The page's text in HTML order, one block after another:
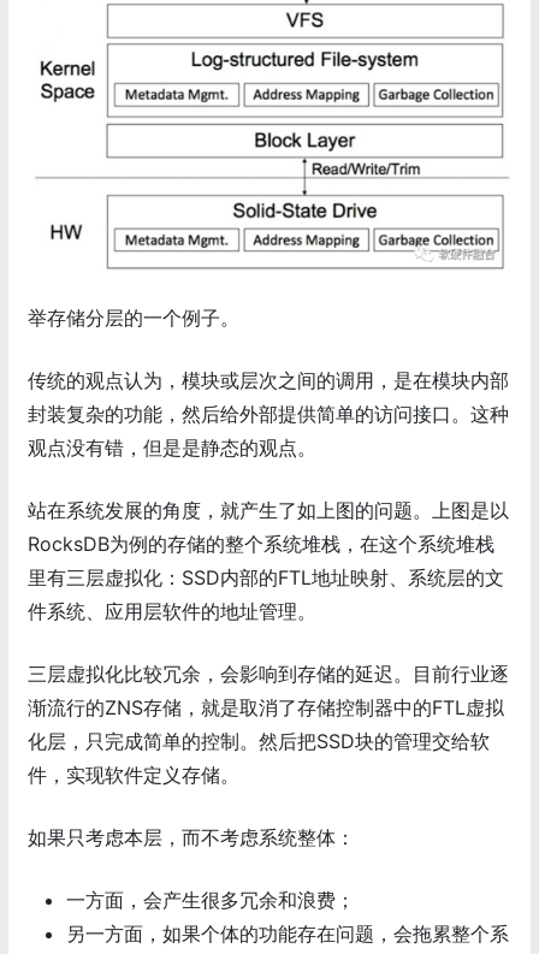
举存储分层的一个例子。
传统的观点认为，模块或层次之间的调用，是在模块内部
封装复杂的功能，然后给外部提供简单的访问接口。这种
观点没有错，但是是静态的观点。
站在系统发展的角度，就产生了如上图的问题。上图是以
RocksDB为例的存储的整个系统堆栈，在这个系统堆栈
里有三层虚拟化：SSD内部的FTL地址映射、系统层的文
件系统、应用层软件的地址管理。
三层虚拟化比较冗余，会影响到存储的延迟。目前行业逐
渐流行的ZNS存储，就是取消了存储控制器中的FTL虚拟
化层，只完成简单的控制。然后把SSD块的管理交给软
件，实现软件定义存储。
如果只考虑本层，而不考虑系统整体：
一方面，会产生很多冗余和浪费；
另一方面，如果个体的功能存在问题，会拖累整个系